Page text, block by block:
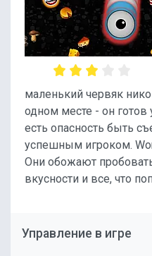
маленький червяк
одном месте - он готов
есть опасность быть
успешным игроком.
Они обожают
вкусности и все, что
Управление в игре